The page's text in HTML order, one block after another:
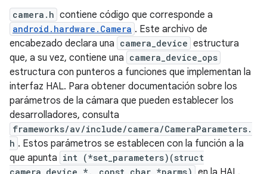
camera.h contiene código que corresponde a
android.hardware.Camera . Este archivo de
encabezado declara una camera_device estructura
que, a su vez, contiene una camera_device_ops
estructura con punteros a funciones que implementan la
interfaz HAL. Para obtener documentación sobre los
parámetros de la cámara que pueden establecer los
desarrolladores, consulta
frameworks/av/include/camera/CameraParameters.
h . Estos parámetros se establecen con la función a la
que apunta int (*set_parameters)(struct
camera_device *, const char *parms)